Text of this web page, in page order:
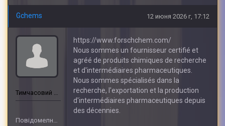
Gchems 12 июня 2026 г, 17:12
Тимчасовий бан
Повідомелнь: 400
https://www.forschchem.com/
Nous sommes un fournisseur certifié et
agréé de produits chimiques de recherche
et d'intermédiaires pharmaceutiques.
Nous sommes spécialisés dans la
recherche, l'exportation et la production
d'intermédiaires pharmaceutiques depuis
des décennies.